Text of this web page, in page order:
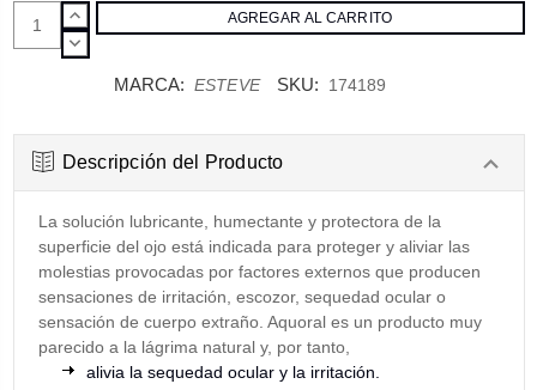
AUMENTAR
CANTIDAD:
DISMINUIR
MARCA: ESTEVE SKU: 174189
Descripción del Producto
La solución lubricante, humectante y protectora de la
superficie del ojo está indicada para proteger y aliviar las
molestias provocadas por factores externos que producen
sensaciones de irritación, escozor, sequedad ocular o
sensación de cuerpo extraño. Aquoral es un producto muy
parecido a la lágrima natural y, por tanto,
alivia la sequedad ocular y la irritación.